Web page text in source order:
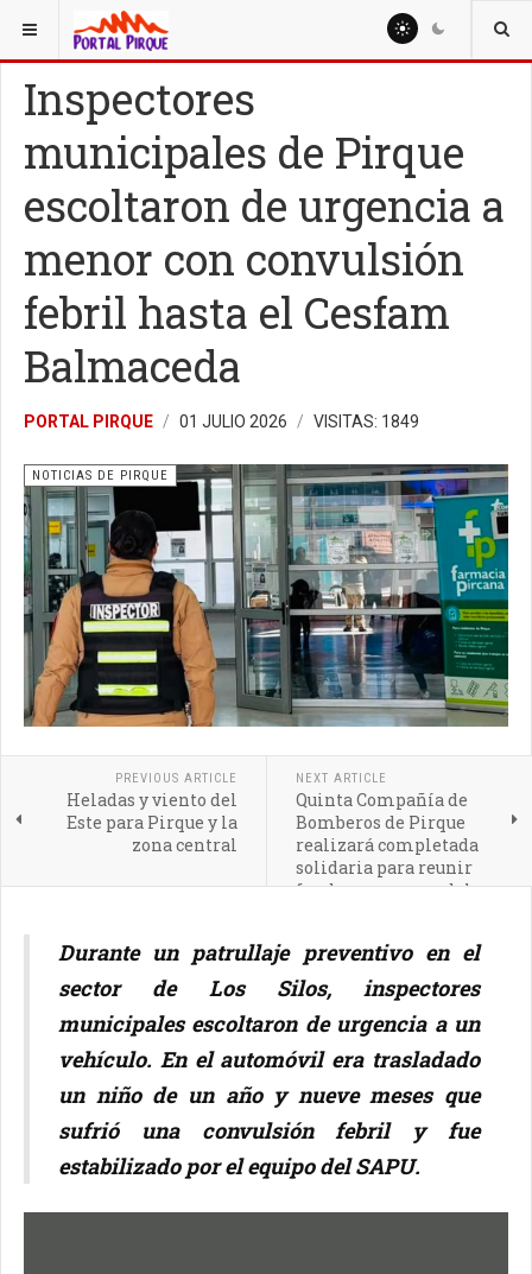
ESTÁ AQUÍ: NOTICIAS
Inspectores
municipales de Pirque
escoltaron de urgencia a
menor con convulsión
febril hasta el Cesfam
Balmaceda
PORTAL PIRQUE 01 JULIO 2026 VISITAS: 1849
NOTICIAS DE PIRQUE
PREVIOUS ARTICLE
Heladas y viento del
Este para Pirque y la
zona central
NEXT ARTICLE
Quinta Compañía de
Bomberos de Pirque
realizará completada
solidaria para reunir
fondos para remodelar
Durante un patrullaje preventivo en el
sector de Los Silos, inspectores
municipales escoltaron de urgencia a un
vehículo. En el automóvil era trasladado
un niño de un año y nueve meses que
sufrió una convulsión febril y fue
estabilizado por el equipo del SAPU.